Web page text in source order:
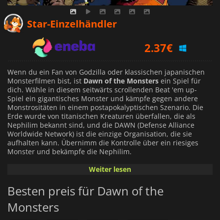
Star-Einzelhändler
2.37€
23.29€
Wenn du ein Fan von Godzilla oder klassischen japanischen
Monsterfilmen bist, ist Dawn of the Monsters ein Spiel für
dich. Wähle in diesem seitwärts scrollenden Beat 'em up-
Spiel ein gigantisches Monster und kämpfe gegen andere
Monstrositäten in einem postapokalyptischen Szenario. Die
Erde wurde von titanischen Kreaturen überfallen, die als
Nephilim bekannt sind, und die DAWN (Defense Alliance
Worldwide Network) ist die einzige Organisation, die sie
aufhalten kann. Übernimm die Kontrolle über ein riesiges
Monster und bekämpfe die Nephilim.
Megadon, Aegis Prime, Tempest Galahad und Ganira stehen
Spektrum an Angriffen und mächtigen Spezialfähigkeiten, mit
denen sie jeden Gegner vernichten können. Völlig zerstörbare
Szenarien und fiese Bosse erwarten dich in diesem
Actionspiel in 2D. Baue deine Wut auf, während du kämpfst,
Weiter lesen
Besten preis für Dawn of the
Monsters